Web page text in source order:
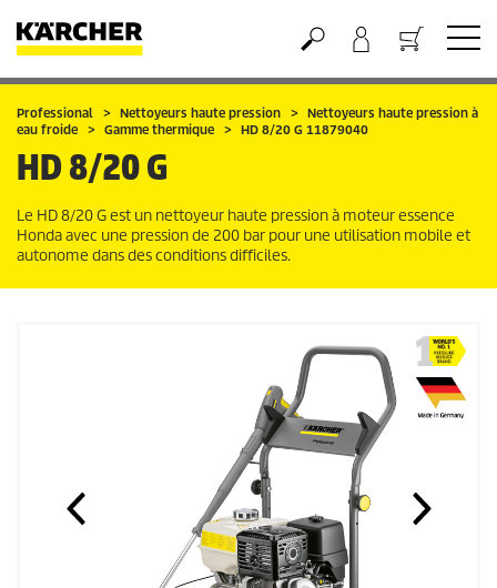
Panier
Professional Nettoyeurs haute pression
Nettoyeurs haute pression à
eau froide
Gamme thermique HD 8/20 G 11879040
HD 8/20 G
Le HD 8/20 G est un nettoyeur haute pression à moteur essence
Honda avec une pression de 200 bar pour une utilisation mobile et
autonome dans des conditions difficiles.